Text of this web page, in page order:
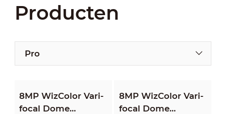
Producten
Pro
8MP WizColor Vari-
focal Dome
8MP WizColor Vari-
focal Dome